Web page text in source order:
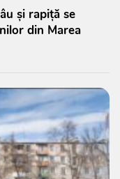
și rapiță se
din Marea